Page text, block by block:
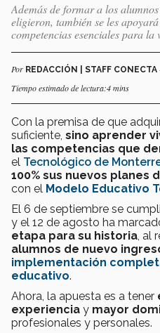
Además de formar a los
eligieron, también se les
competencias esenciales para la
Por REDACCIÓN | STAFF CONECTA
Tiempo estimado de lectura:4 mins
Con la premisa de que
suficiente, sino aprender
las competencias que
el Tecnológico de
100% sus nuevos planes
con el Modelo Educativo
El 6 de septiembre se
y el 12 de agosto ha
etapa para su historia , al
alumnos de nuevo
implementación
educativo.
Ahora, la apuesta es a tener
experiencia y mayor
profesionales y personales.